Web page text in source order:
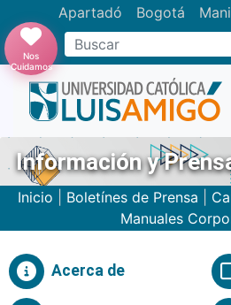
Apartadó Bogotá
Buscar
Nos
Cuidamos
Información y
Inicio Boletínes de Prensa
Manuales
Acerca de